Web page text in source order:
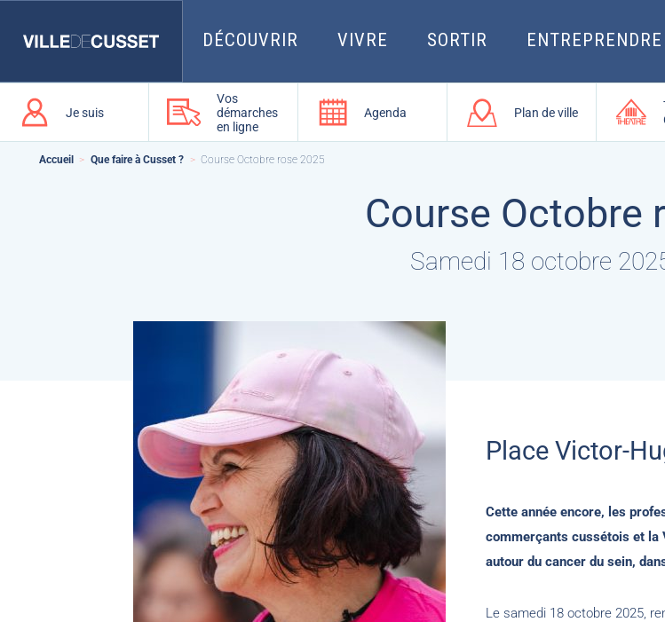
DÉCOUVRIR VIVRE SORTIR ENTREPRENDRE
vous
Je suis
Vos
démarches
en ligne
Agenda Plan de ville
Accueil Que faire à Cusset ? Course Octobre rose 2025
Course Octobre
Samedi 18 octobre
Place Victor-
Cette année encore, les
commerçants cussétois et la
autour du cancer du sein,
Le samedi 18 octobre 2025,